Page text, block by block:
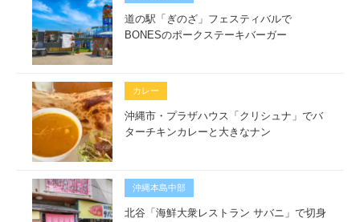
道の駅「ぎのざ」フェスティバルで
BONESのポークステーキバーガー
カレー
沖縄市・プラザハウス「クリシュナ」でバ
ターチキンカレーと大きなナン
沖縄本島中部
北谷「海鮮大衆レストラン サバニ」で切身